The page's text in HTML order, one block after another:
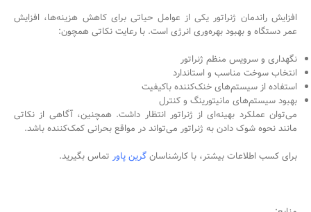
افزایش راندمان ژنراتور یکی از عوامل حیاتی برای کاهش هزینه‌ها، افزایش
عمر دستگاه و بهبود بهره‌وری انرژی است. با رعایت نکاتی همچون:
نگهداری و سرویس منظم ژنراتور
انتخاب سوخت مناسب و استاندارد
استفاده از سیستم‌های خنک‌کننده باکیفیت
بهبود سیستم‌های مانیتورینگ و کنترل
می‌توان عملکرد بهینه‌ای از ژنراتور انتظار داشت. همچنین، آگاهی از نکاتی
مانند نحوه شوک دادن به ژنراتور می‌تواند در مواقع بحرانی کمک‌کننده باشد.
برای کسب اطلاعات بیشتر، با کارشناسانگرین پاور تماس بگیرید.